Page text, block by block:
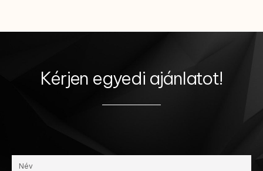
Kérjen egyedi ajánlatot!